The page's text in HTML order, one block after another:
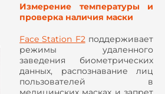
Измерение температуры и
проверка наличия маски
Face Station F2 поддерживает
режимы удаленного
заведения биометрических
данных, распознавание лиц
пользователей в